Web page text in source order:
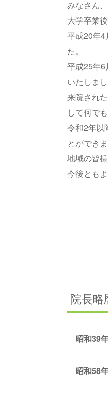
みなさん
大学卒業
平成20年4
た。
平成25年
いたしまし
来院され
して何で
令和2年以
とができま
地域の皆
今後とも
院長略
昭和39
昭和58